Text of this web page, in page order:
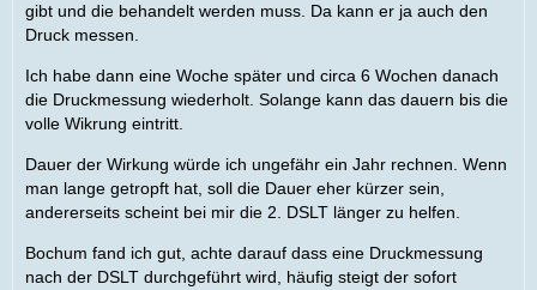
gibt und die behandelt werden muss. Da kann er ja auch den
Druck messen.
Ich habe dann eine Woche später und circa 6 Wochen danach
die Druckmessung wiederholt. Solange kann das dauern bis die
volle Wikrung eintritt.
Dauer der Wirkung würde ich ungefähr ein Jahr rechnen. Wenn
man lange getropft hat, soll die Dauer eher kürzer sein,
andererseits scheint bei mir die 2. DSLT länger zu helfen.
Bochum fand ich gut, achte darauf dass eine Druckmessung
nach der DSLT durchgeführt wird, häufig steigt der sofort